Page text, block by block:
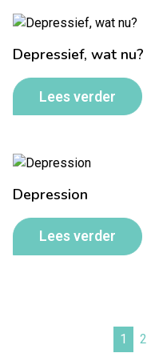
Depressief, wat nu?
Lees verder
Depression
Lees verder
1 2